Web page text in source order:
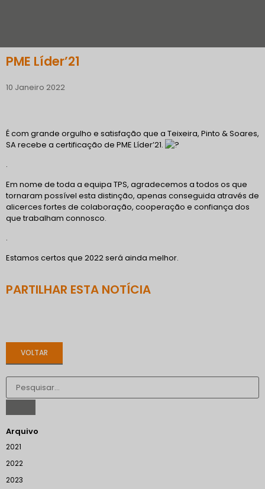
PME Líder’21
10 Janeiro 2022
É com grande orgulho e satisfação que a Teixeira, Pinto & Soares,
SA recebe a certificação de PME Líder’21.
.
Em nome de toda a equipa TPS, agradecemos a todos os que
tornaram possível esta distinção, apenas conseguida através de
alicerces fortes de colaboração, cooperação e confiança dos
que trabalham connosco.
.
Estamos certos que 2022 será ainda melhor.
PARTILHAR ESTA NOTÍCIA
VOLTAR
Arquivo
2021
2022
2023